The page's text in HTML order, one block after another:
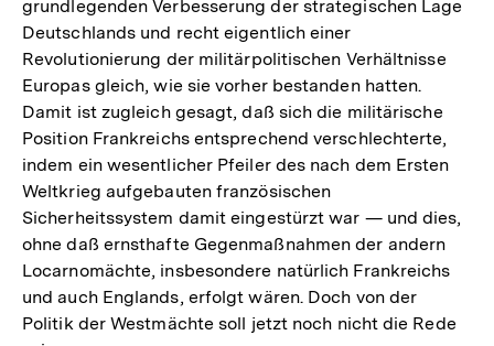
grundlegenden Verbesserung der strategischen Lage
Deutschlands und recht eigentlich einer
Revolutionierung der militärpolitischen Verhältnisse
Europas gleich, wie sie vorher bestanden hatten.
Damit ist zugleich gesagt, daß sich die militärische
Position Frankreichs entsprechend verschlechterte,
indem ein wesentlicher Pfeiler des nach dem Ersten
Weltkrieg aufgebauten französischen
Sicherheitssystem damit eingestürzt war — und dies,
ohne daß ernsthafte Gegenmaßnahmen der andern
Locarnomächte, insbesondere natürlich Frankreichs
und auch Englands, erfolgt wären. Doch von der
Politik der Westmächte soll jetzt noch nicht die Rede